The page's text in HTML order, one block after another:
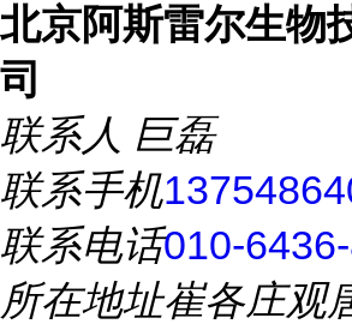
北京阿斯雷尔生物
司
联系人 巨磊
联系手机
联系电话010-
所在地址崔各庄观